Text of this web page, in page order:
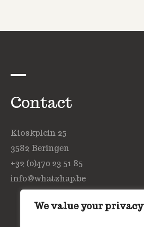
We value your privacy
Contact
Kioskplein 25
3582 Beringen
+32 (0)470 23 51 85
info@whatzhap.be